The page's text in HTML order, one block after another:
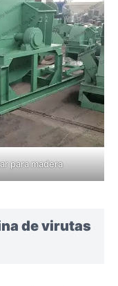
para madera
de virutas